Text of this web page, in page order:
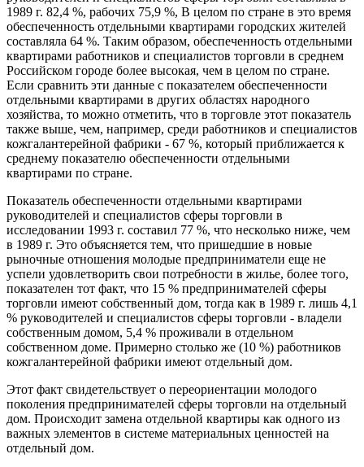
1989 г. 82,4 %, рабочих 75,9 %, В целом по стране в это время
обеспеченность отдельными квартирами городских жителей
составляла 64 %. Таким образом, обеспеченность отдельными
квартирами работников и специалистов торговли в среднем
Российском городе более высокая, чем в целом по стране.
Если сравнить эти данные с показателем обеспеченности
отдельными квартирами в других областях народного
хозяйства, то можно отметить, что в торговле этот показатель
также выше, чем, например, среди работников и специалистов
кожгалантерейной фабрики - 67 %, который приближается к
среднему показателю обеспеченности отдельными
квартирами по стране.
Показатель обеспеченности отдельными квартирами
руководителей и специалистов сферы торговли в
исследовании 1993 г. составил 77 %, что несколько ниже, чем
в 1989 г. Это объясняется тем, что пришедшие в новые
рыночные отношения молодые предприниматели еще не
успели удовлетворить свои потребности в жилье, более того,
показателен тот факт, что 15 % предпринимателей сферы
торговли имеют собственный дом, тогда как в 1989 г. лишь 4,1
% руководителей и специалистов сферы торговли - владели
собственным домом, 5,4 % проживали в отдельном
собственном доме. Примерно столько же (10 %) работников
кожгалантерейной фабрики имеют отдельный дом.
Этот факт свидетельствует о переориентации молодого
поколения предпринимателей сферы торговли на отдельный
дом. Происходит замена отдельной квартиры как одного из
важных элементов в системе материальных ценностей на
отдельный дом.